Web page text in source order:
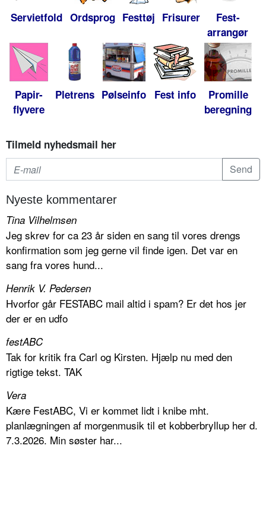
Servietfold Ordsprog Festtøj Frisurer
Fest-
arrangør
Papir-
flyvere
Pletrens Pølseinfo Fest info
Promille
beregning
Tilmeld nyhedsmail her
Nyeste kommentarer
Tina Vilhelmsen
Jeg skrev for ca 23 år siden en sang til vores drengs
konfirmation som jeg gerne vil finde igen. Det var en
sang fra vores hund...
Henrik V. Pedersen
Hvorfor går FESTABC mail altid i spam? Er det hos jer
der er en udfo
festABC
Tak for kritik fra Carl og Kirsten. Hjælp nu med den
rigtige tekst. TAK
Vera
Kære FestABC, Vi er kommet lidt i knibe mht.
planlægningen af morgenmusik til et kobberbryllup her d.
7.3.2026. Min søster har...